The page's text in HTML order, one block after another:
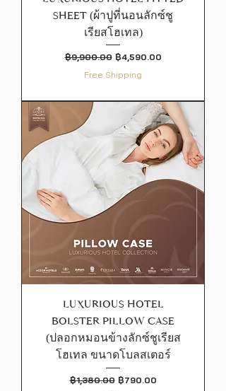
SHEET (ผ้าปูที่นอนลักซ์ชู
เรียสโฮเทล)
ราคาปกติ
฿9,900.00 ราคาขายลด
฿4,590.00
Free Shipping
LUXURIOUS HOTEL
BOLSTER PILLOW CASE
(ปลอกหมอนข้างลักซ์ชูเรียส
โฮเทล ขนาดโบลสเตอร์
ราคาปกติ
฿1,380.00 ราคาขายลด
฿790.00